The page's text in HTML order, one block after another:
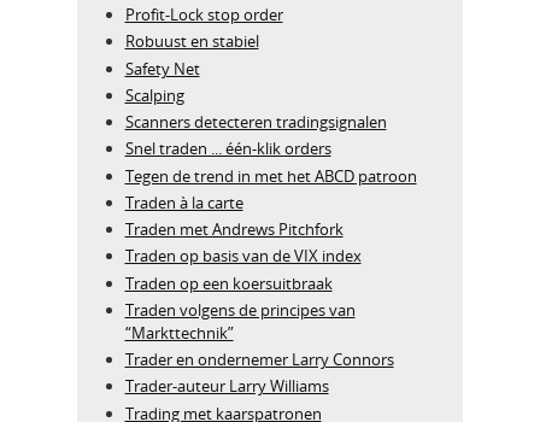
Profit-Lock stop order
Robuust en stabiel
Safety Net
Scalping
Scanners detecteren tradingsignalen
Snel traden ... één-klik orders
Tegen de trend in met het ABCD patroon
Traden à la carte
Traden met Andrews Pitchfork
Traden op basis van de VIX index
Traden op een koersuitbraak
Traden volgens de principes van
“Markttechnik”
Trader en ondernemer Larry Connors
Trader-auteur Larry Williams
Trading met kaarspatronen